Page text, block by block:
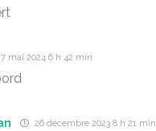
7 mai 2024 6 h 42 min
26 décembre 2023 8 h 21 min